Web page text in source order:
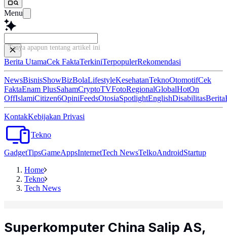
Menu
Tanya apapun tentang artikel ini..
Berita UtamaCek FaktaTerkiniTerpopulerRekomendasi
NewsBisnisShowBizBolaLifestyleKesehatanTeknoOtomotifCek
FaktaEnam PlusSahamCryptoTVFotoRegionalGlobalHotOn
OffIslamiCitizen6OpiniFeedsOtosiaSpotlightEnglishDisabilitasBerita
KontakKebijakan Privasi
Tekno
GadgetTipsGameAppsInternetTech NewsTelkoAndroidStartup
Home
Tekno
Tech News
Superkomputer China Salip AS,